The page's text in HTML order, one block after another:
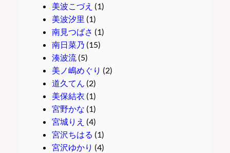
美波こづえ (1)
美波汐里 (1)
南見つばさ (1)
南日菜乃 (15)
湊波流 (5)
美ノ嶋めぐり (2)
道久てん (2)
美保結衣 (1)
宮野かな (1)
宮城りえ (4)
宮沢ちはる (1)
宮沢ゆかり (4)